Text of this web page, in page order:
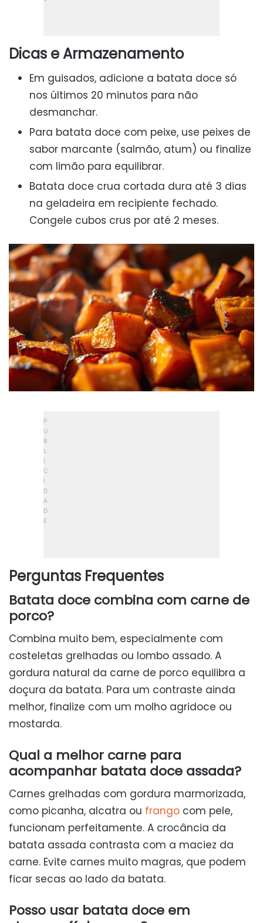
Dicas e Armazenamento
Em guisados, adicione a batata doce só
nos últimos 20 minutos para não
desmanchar.
Para batata doce com peixe, use peixes de
sabor marcante (salmão, atum) ou finalize
com limão para equilibrar.
Batata doce crua cortada dura até 3 dias
na geladeira em recipiente fechado.
Congele cubos crus por até 2 meses.
Perguntas Frequentes
Batata doce combina com carne de
porco?
Combina muito bem, especialmente com
costeletas grelhadas ou lombo assado. A
gordura natural da carne de porco equilibra a
doçura da batata. Para um contraste ainda
melhor, finalize com um molho agridoce ou
mostarda.
Qual a melhor carne para
acompanhar batata doce assada?
Carnes grelhadas com gordura marmorizada,
como picanha, alcatra ou frango com pele,
funcionam perfeitamente. A crocância da
batata assada contrasta com a maciez da
carne. Evite carnes muito magras, que podem
ficar secas ao lado da batata.
Posso usar batata doce em